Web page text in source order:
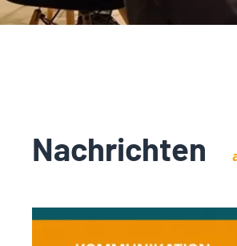
Nachrichten